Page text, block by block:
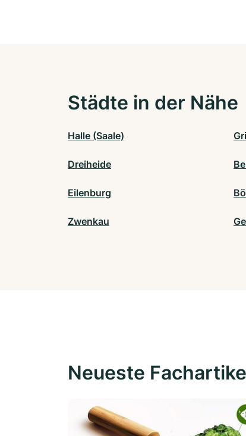
Städte in der Nähe
Halle (Saale)
Dreiheide
Eilenburg
Zwenkau
Neueste